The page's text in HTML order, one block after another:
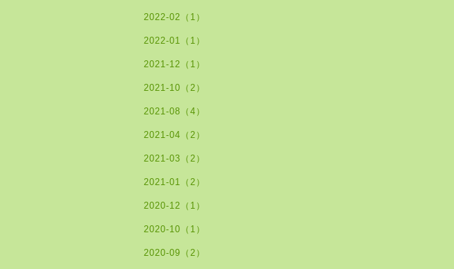
2022-02（1）
2022-01（1）
2021-12（1）
2021-10（2）
2021-08（4）
2021-04（2）
2021-03（2）
2021-01（2）
2020-12（1）
2020-10（1）
2020-09（2）